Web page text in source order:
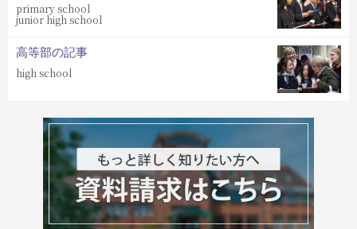
primary school
junior high school
高等部の記事
high school